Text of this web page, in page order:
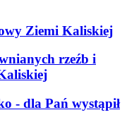
Ziemi Kaliskiej
rzeźb i
- dla Pań wystąpił